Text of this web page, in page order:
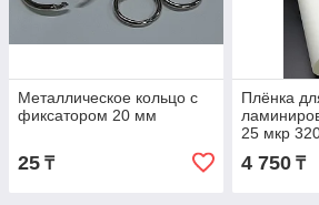
Металлическое кольцо с
фиксатором 20 мм
25 ₸
Плёнка
25 мкр
глянцевая
4 750₸